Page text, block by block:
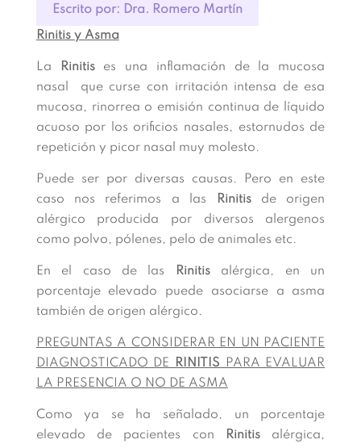
Escrito por: Dra. Romero Martín
Rinitis y Asma
La Rinitises una inflamación de la mucosa
nasal que curse con irritación intensa de esa
mucosa, rinorrea o emisión continua de líquido
acuoso por los orificios nasales, estornudos de
repetición y picor nasal muy molesto.
Puede ser por diversas causas. Pero en este
caso nos referimos a las
Rinitisde origen
alérgico producida por diversos alergenos
como polvo, pólenes, pelo de animales etc.
En el caso de las Rinitisalérgica, en un
porcentaje elevado puede asociarse a asma
también de origen alérgico.
PREGUNTAS A CONSIDERAR EN UN PACIENTE
DIAGNOSTICADO DE
RINITIS PARA EVALUAR
LA PRESENCIA O NO DE ASMA
Como ya se ha señalado, un porcentaje
elevado de pacientes con
Rinitisalérgica,